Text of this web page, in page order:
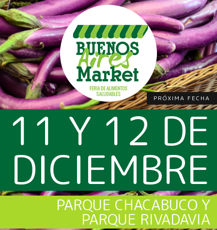
PRÓXIMA FECHA
11 Y 12 DE
DICIEMBRE
PARQUE CHACABUCO Y
PARQUE RIVADAVIA